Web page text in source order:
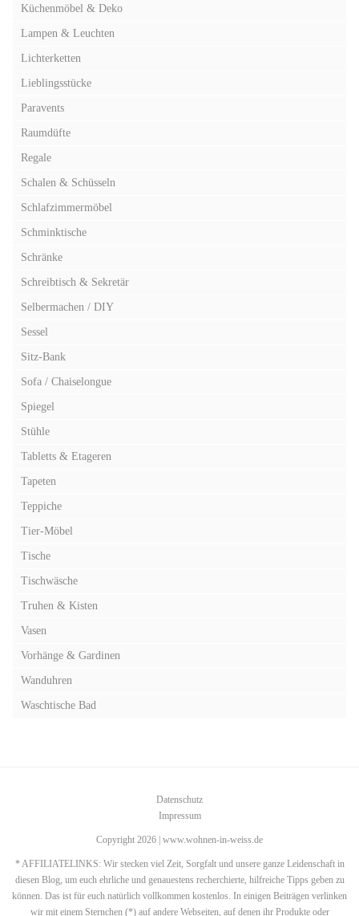
Küchenmöbel & Deko
Lampen & Leuchten
Lichterketten
Lieblingsstücke
Paravents
Raumdüfte
Regale
Schalen & Schüsseln
Schlafzimmermöbel
Schminktische
Schränke
Schreibtisch & Sekretär
Selbermachen / DIY
Sessel
Sitz-Bank
Sofa / Chaiselongue
Spiegel
Stühle
Tabletts & Etageren
Tapeten
Teppiche
Tier-Möbel
Tische
Tischwäsche
Truhen & Kisten
Vasen
Vorhänge & Gardinen
Wanduhren
Waschtische Bad
Datenschutz
Impressum
Copyright 2026 | www.wohnen-in-weiss.de
* AFFILIATELINKS: Wir stecken viel Zeit, Sorgfalt und unsere ganze Leidenschaft in
diesen Blog, um euch ehrliche und genauestens recherchierte, hilfreiche Tipps geben zu
können. Das ist für euch natürlich vollkommen kostenlos. In einigen Beiträgen verlinken
wir mit einem Sternchen (*) auf andere Webseiten, auf denen ihr Produkte oder